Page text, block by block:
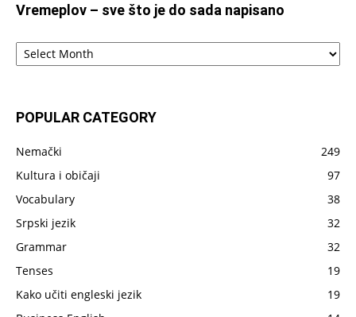
Vremeplov – sve što je do sada napisano
Vremeplov
do
napisano
POPULAR CATEGORY
Nemački
249
Kultura i običaji
97
Vocabulary
38
Srpski jezik
32
Grammar
32
Tenses
19
Kako učiti engleski jezik
19